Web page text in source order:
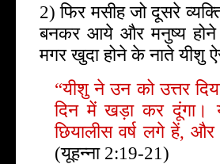
2) फिर मसीह जो दूसरे
बनकर आये और मनुष्य होने
मगर खुदा होने के नाते यीशु
“यीशु ने उन को उत्तर
दिन में खड़ा कर दूंगा।
छियालीस वर्ष लगे हें,
(यूहन्ना 2:19-21)